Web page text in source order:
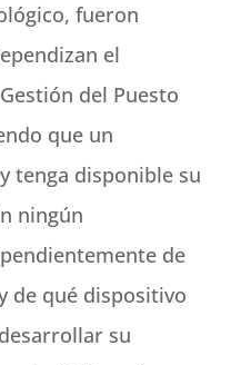
fueron
el
del Puesto
que un
tenga disponible su
ningún
de
de qué dispositivo
su